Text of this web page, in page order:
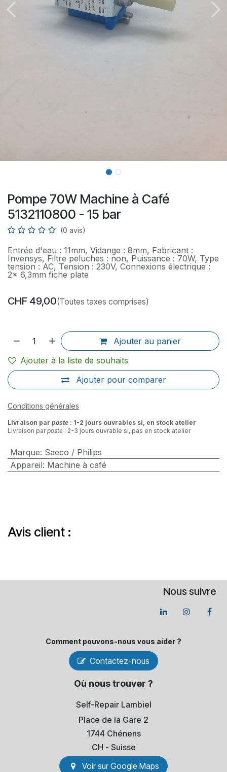
Pompe 70W Machine à Café
5132110800 - 15 bar
(0 avis)
Entrée d'eau : 11mm, Vidange : 8mm, Fabricant :
Invensys, Filtre peluches : non, Puissance : 70W, Type
tension : AC, Tension : 230V, Connexions électrique :
2x 6,3mm fiche plate
CHF 49,00(Toutes taxes comprises)
Ajouter au panier
Ajouter pour comparer
Ajouter à la liste de souhaits
Conditions générales
Livraison par poste : 1-2 jours ouvrables si, en stock atelier
Livraison parposte : 2-3 jours ouvrable si, pas en stock atelier
Marque: Saeco / Philips
Appareil: Machine à café
Avis client :
Nous suivre
Comment pouvons-​nous vous aider ?
Contactez-nous
Où nous trouver ?
Self-Repair Lambiel
Place de la Gare 2
1744 Chénens
​CH - Suisse
Voir sur Go​​ogle Maps